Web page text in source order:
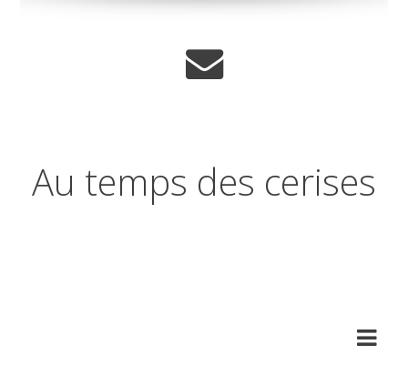
Au temps des cerises